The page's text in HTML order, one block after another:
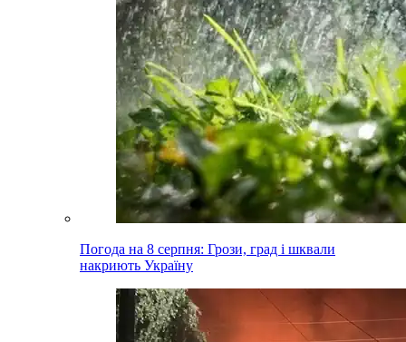
Погода на 8 серпня: Грози, град і шквали
накриють Україну